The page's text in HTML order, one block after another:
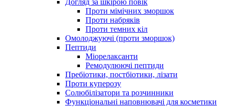
Догляд за шкірою повік
Проти мімічних зморшок
Проти набряків
Проти темних кіл
Омолоджуючі (проти зморшок)
Пептиди
Міорелаксанти
Ремодулюючі пептиди
Пребіотики, постбіотики, лізати
Проти куперозу
Солюбілізатори та розчинники
Функціональні наповнювачі для косметики